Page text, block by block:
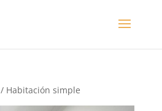
/ Habitación simple